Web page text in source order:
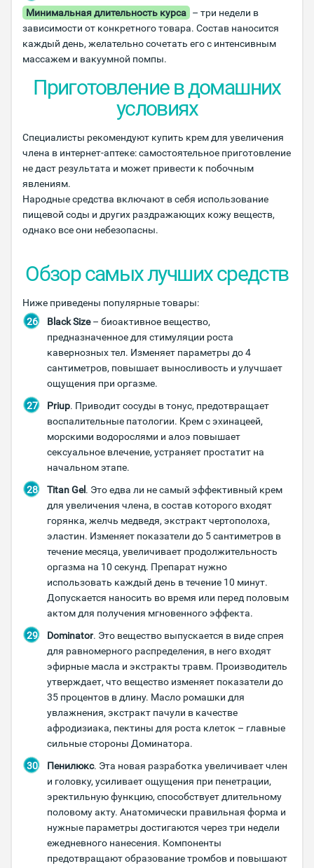
Минимальная длительность курса – три недели в
зависимости от конкретного товара. Состав наносится
каждый день, желательно сочетать его с интенсивным
массажем и вакуумной помпы.
Приготовление в домашних
условиях
Специалисты рекомендуют купить крем для увеличения
члена в интернет-аптеке: самостоятельное приготовление
не даст результата и может привести к побочным
явлениям.
Народные средства включают в себя использование
пищевой соды и других раздражающих кожу веществ,
однако все они небезопасны.
Обзор самых лучших средств
Ниже приведены популярные товары:
Black Size– биоактивное вещество,
предназначенное для стимуляции роста
кавернозных тел. Изменяет параметры до 4
сантиметров, повышает выносливость и улучшает
ощущения при оргазме.
Priup. Приводит сосуды в тонус, предотвращает
воспалительные патологии. Крем с эхинацеей,
морскими водорослями и алоэ повышает
сексуальное влечение, устраняет простатит на
начальном этапе.
Titan Gel. Это едва ли не самый эффективный крем
для увеличения члена, в состав которого входят
горянка, желчь медведя, экстракт чертополоха,
эластин. Изменяет показатели до 5 сантиметров в
течение месяца, увеличивает продолжительность
оргазма на 10 секунд. Препарат нужно
использовать каждый день в течение 10 минут.
Допускается наносить во время или перед половым
актом для получения мгновенного эффекта.
Dominator. Это вещество выпускается в виде спрея
для равномерного распределения, в него входят
эфирные масла и экстракты травм. Производитель
утверждает, что вещество изменяет показатели до
35 процентов в длину. Масло ромашки для
увлажнения, экстракт пачули в качестве
афродизиака, пектины для роста клеток – главные
сильные стороны Доминатора.
Пенилюкс. Эта новая разработка увеличивает член
и головку, усиливает ощущения при пенетрации,
эректильную функцию, способствует длительному
половому акту. Анатомически правильная форма и
нужные параметры достигаются через три недели
ежедневного нанесения. Компоненты
предотвращают образование тромбов и повышают